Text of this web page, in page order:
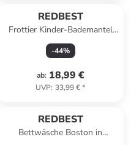
REDBEST
Frottier Kinder-Bademantel
mit Kapuze Chicago in rot
-44%
ab: 18,99 €
UVP: 33,99 €*
REDBEST
Bettwäsche Boston in